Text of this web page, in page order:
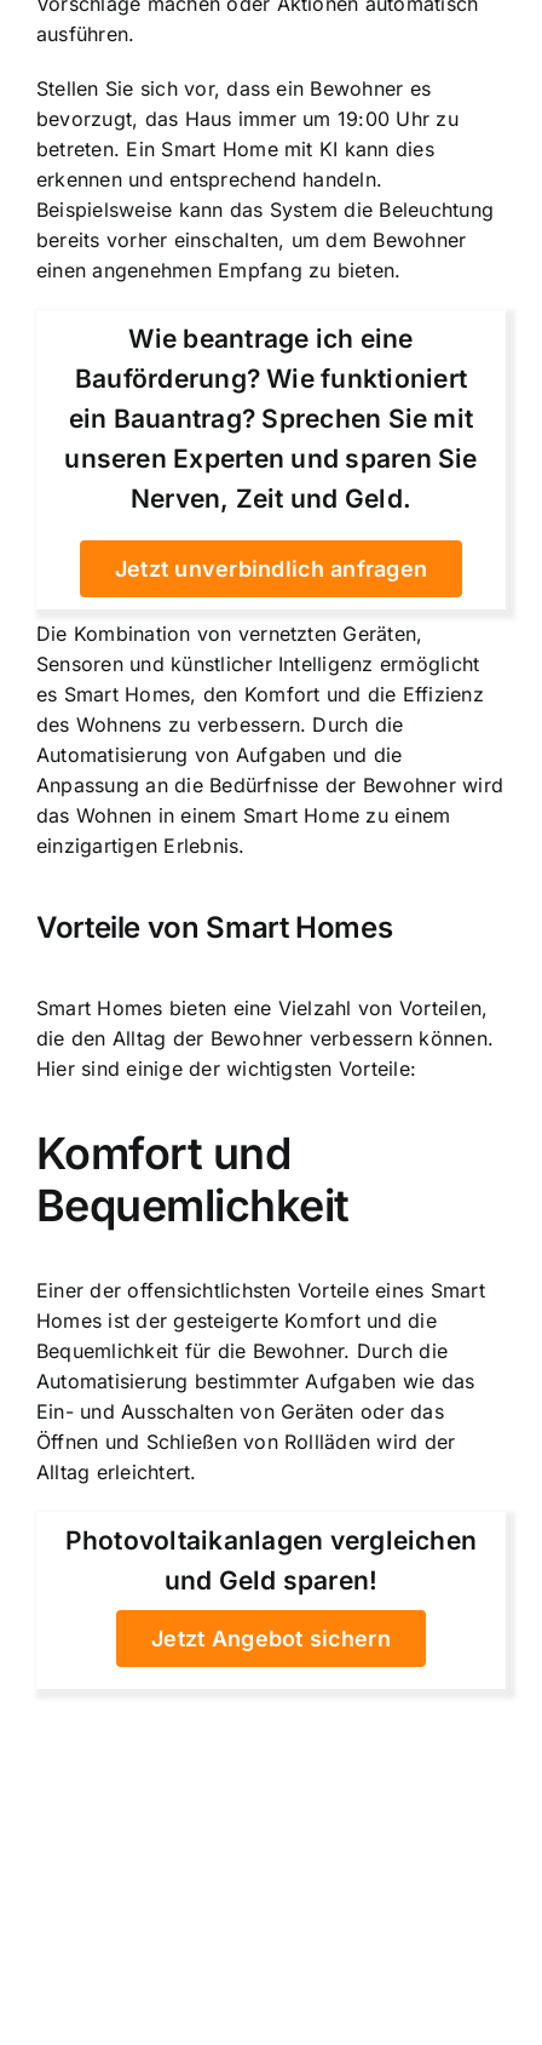
ausführen.
Stellen Sie sich vor, dass ein Bewohner es
bevorzugt, das Haus immer um 19:00 Uhr zu
betreten. Ein Smart Home mit KI kann dies
erkennen und entsprechend handeln.
Beispielsweise kann das System die Beleuchtung
bereits vorher einschalten, um dem Bewohner
einen angenehmen Empfang zu bieten.
Wie beantrage ich eine
Bauförderung? Wie funktioniert
ein Bauantrag? Sprechen Sie mit
unseren Experten und sparen Sie
Nerven, Zeit und Geld.
Jetzt unverbindlich anfragen
Die Kombination von vernetzten Geräten,
Sensoren und künstlicher Intelligenz ermöglicht
es Smart Homes, den Komfort und die Effizienz
des Wohnens zu verbessern. Durch die
Automatisierung von Aufgaben und die
Anpassung an die Bedürfnisse der Bewohner wird
das Wohnen in einem Smart Home zu einem
einzigartigen Erlebnis.
Vorteile von Smart Homes
Smart Homes bieten eine Vielzahl von Vorteilen,
die den Alltag der Bewohner verbessern können.
Hier sind einige der wichtigsten Vorteile:
Komfort und
Bequemlichkeit
Einer der offensichtlichsten Vorteile eines Smart
Homes ist der gesteigerte Komfort und die
Bequemlichkeit für die Bewohner. Durch die
Automatisierung bestimmter Aufgaben wie das
Ein- und Ausschalten von Geräten oder das
Öffnen und Schließen von Rollläden wird der
Alltag erleichtert.
Photovoltaikanlagen vergleichen
und Geld sparen!
Jetzt Angebot sichern